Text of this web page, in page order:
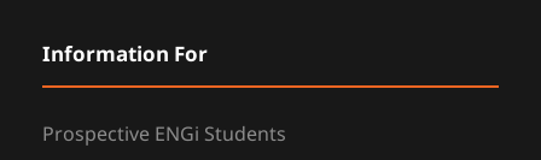
Information For
Prospective ENGi Students